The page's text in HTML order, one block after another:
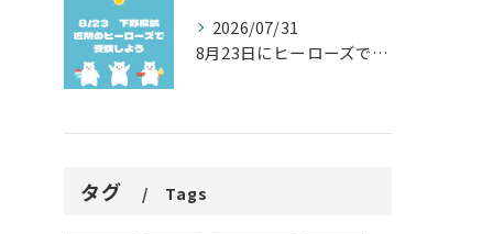
2026/07/31
8月23日にヒーローズで下野模試を実施します。
タグ Tags